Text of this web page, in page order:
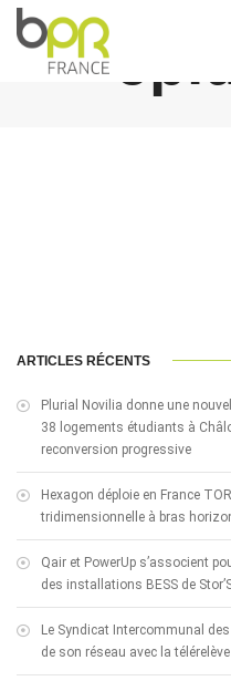
ARTICLES RÉCENTS
Plurial Novilia donne une
38 logements étudiants à
reconversion progressive
Hexagon déploie en France
tridimensionnelle à bras
Qair et PowerUp s’associent
des installations BESS de
Le Syndicat Intercommunal
de son réseau avec la